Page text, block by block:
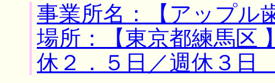
事業所名：【アップ
場所：【東京都練馬区
休２．５日／週休３